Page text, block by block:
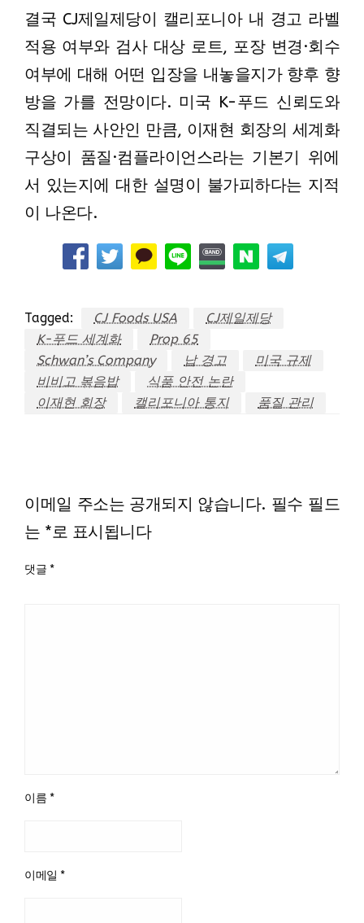
결국 CJ제일제당이 캘리포니아 내 경고 라벨
적용 여부와 검사 대상 로트, 포장 변경·회수
여부에 대해 어떤 입장을 내놓을지가 향후 향
방을 가를 전망이다. 미국 K-푸드 신뢰도와
직결되는 사안인 만큼, 이재현 회장의 세계화
구상이 품질·컴플라이언스라는 기본기 위에
서 있는지에 대한 설명이 불가피하다는 지적
이 나온다.
Tagged: CJ Foods USA
CJ제일제당
K-푸드 세계화
Prop 65
Schwan’s Company
납 경고
미국 규제
비비고 볶음밥
식품 안전 논란
이재현 회장
캘리포니아 통지 품질 관리
이메일 주소는 공개되지 않습니다. 필수 필드
는 *로 표시됩니다
댓글 *
이름 *
이메일 *